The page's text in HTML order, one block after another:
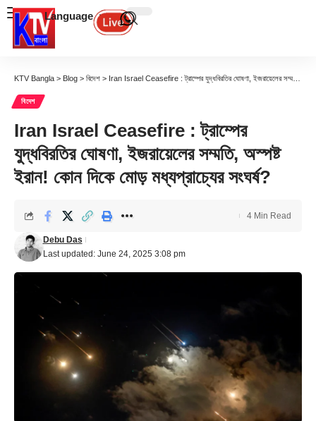
Language
KTV Bangla > Blog > বিদেশ > Iran Israel Ceasefire : ট্রাম্পের যুদ্ধবিরতির ঘোষণা, ইজরায়েলের সম্মতি, অস্পষ্ট ইরান! কোন দিকে মোড় মধ্যপ্রাচ্যের সংঘর্ষ?
বিদেশ
Iran Israel Ceasefire : ট্রাম্পের
যুদ্ধবিরতির ঘোষণা, ইজরায়েলের সম্মতি, অস্পষ্ট
ইরান! কোন দিকে মোড় মধ্যপ্রাচ্যের সংঘর্ষ?
Last updated: June 24, 2025 3:08 pm
Debu Das
4 Min Read